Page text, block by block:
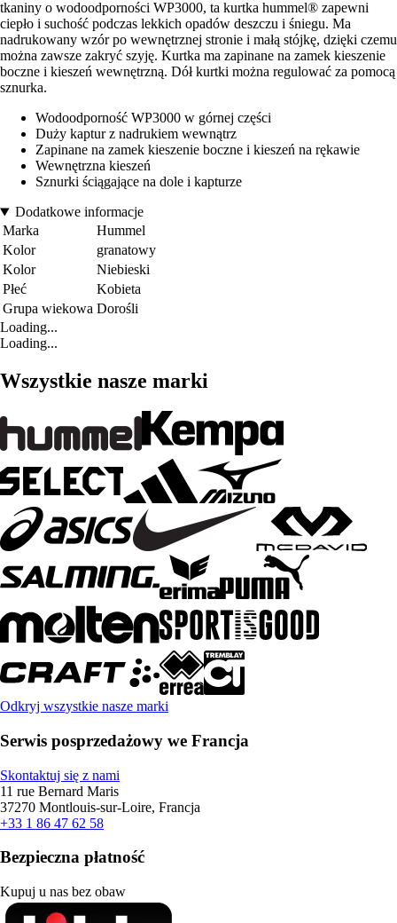
tkaniny o wodoodporności WP3000, ta kurtka hummel® zapewni
ciepło i suchość podczas lekkich opadów deszczu i śniegu. Ma
nadrukowany wzór po wewnętrznej stronie i małą stójkę, dzięki czemu
można zawsze zakryć szyję. Kurtka ma zapinane na zamek kieszenie
boczne i kieszeń wewnętrzną. Dół kurtki można regulować za pomocą
sznurka.
Wodoodporność WP3000 w górnej części
Duży kaptur z nadrukiem wewnątrz
Zapinane na zamek kieszenie boczne i kieszeń na rękawie
Wewnętrzna kieszeń
Sznurki ściągające na dole i kapturze
Dodatkowe informacje
Marka
Hummel
Kolor
granatowy
Kolor
Niebieski
Płeć
Kobieta
Grupa wiekowa Dorośli
Loading...
Loading...
Wszystkie nasze marki
Odkryj wszystkie nasze marki
Serwis posprzedażowy we Francja
Skontaktuj się z nami
11 rue Bernard Maris
37270 Montlouis-sur-Loire, Francja
+33 1 86 47 62 58
Bezpieczna płatność
Kupuj u nas bez obaw